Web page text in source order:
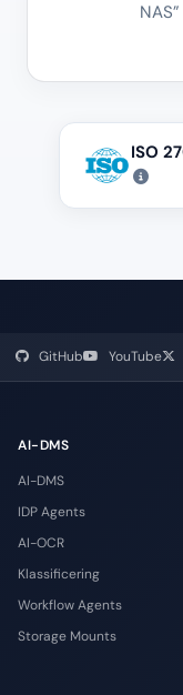
ISO
GitHub YouTube
AI-DMS
AI-DMS
IDP Agents
AI-OCR
Klassificering
Workflow Agents
Storage Mounts